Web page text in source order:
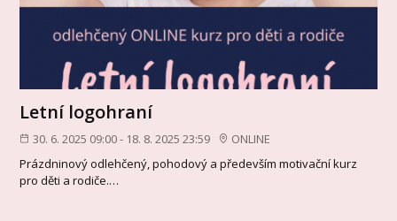
Letní logohraní
30. 6. 2025 09:00 - 18. 8. 2025 23:59
ONLINE
Prázdninový odlehčený, pohodový a především motivační kurz
pro děti a rodiče.…